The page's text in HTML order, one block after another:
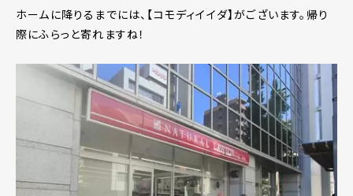
ホームに降りるまでには、【コモディイイダ】がございます。帰り
際にふらっと寄れますね！